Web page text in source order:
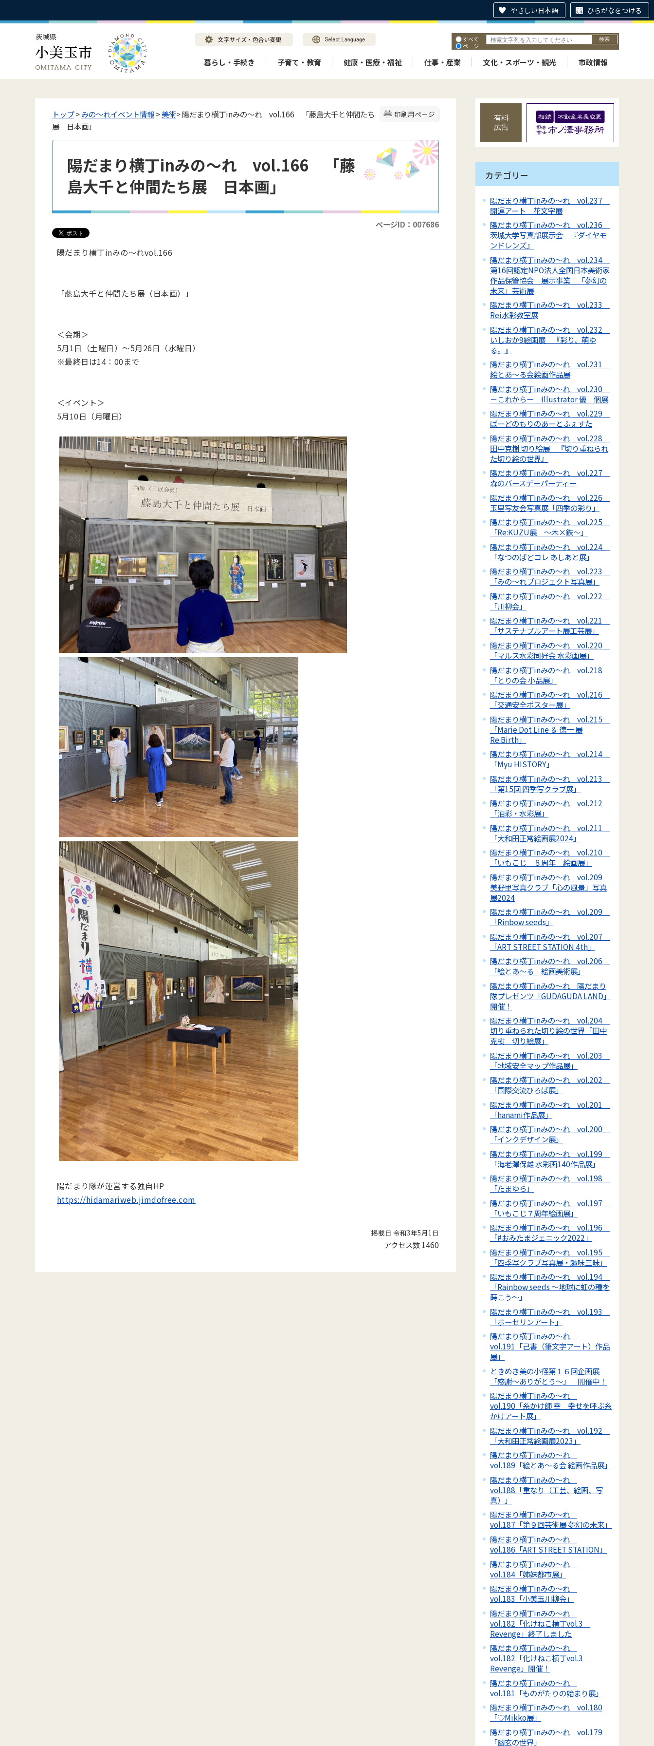
やさしい日本語 ひらがなをつける
すべて
ページ
暮らし・手続き 子育て・教育 健康・医療・福祉 仕事・産業 文化・スポーツ・観光 市政情報
印刷用ページ
トップ>みの〜れイベント情報>美術> 陽だまり横丁inみの～れ vol.166 「藤島大千と仲間たち
展 日本画」
陽だまり横丁inみの～れ vol.166 「藤
島大千と仲間たち展 日本画」
ページID：007686
陽だまり横丁inみの～れvol.166
「藤島大千と仲間たち展（日本画）」
＜会期＞
5月1日（土曜日）～5月26日（水曜日）
※最終日は14：00まで
＜イベント＞
5月10日（月曜日）
陽だまり隊が運営する独自HP
https://hidamariweb.jimdofree.com
掲載日 令和3年5月1日
アクセス数1460
有料
広告
カテゴリー
陽だまり横丁inみの～れ vol.237
開運アート 花文字展
陽だまり横丁inみの～れ vol.236
茨城大学写真部展示会 『ダイヤモ
ンドレンズ』
陽だまり横丁inみの～れ vol.234
第16回認定NPO法人全国日本美術家
作品保管協会 展示事業 「夢幻の
未来」芸術展
陽だまり横丁inみの～れ vol.233
Rei水彩教室展
陽だまり横丁inみの～れ vol.232
いしおか9絵画展 『彩り、萌ゆ
る。』
陽だまり横丁inみの～れ vol.231
絵とあ～る会絵画作品展
陽だまり横丁inみの～れ vol.230
－これからー Illustrator 優 個展
陽だまり横丁inみの～れ vol.229
ばーどのもりのあーとふぇすた
陽だまり横丁inみの～れ vol.228
田中克樹 切り絵展 『切り重ねられ
た切り絵の世界』
陽だまり横丁inみの～れ vol.227
森のバースデーパーティー
陽だまり横丁inみの～れ vol.226
玉里写友会写真展「四季の彩り」
陽だまり横丁inみの～れ vol.225
「Re:KUZU展 ～木×鉄～」
陽だまり横丁inみの～れ vol.224
「なつのばどコレ あしあと展」
陽だまり横丁inみの～れ vol.223
「みの～れプロジェクト写真展」
陽だまり横丁inみの～れ vol.222
「川柳会」
陽だまり横丁inみの～れ vol.221
「サステナブルアート展工芸展」
陽だまり横丁inみの～れ vol.220
「マルス水彩同好会 水彩画展」
陽だまり横丁inみの～れ vol.218
「とりの会 小品展」
陽だまり横丁inみの～れ vol.216
「交通安全ポスター展」
陽だまり横丁inみの～れ vol.215
「Marie Dot Line ＆ 徳一 展
Re:Birth」
陽だまり横丁inみの～れ vol.214
「Myu HISTORY」
陽だまり横丁inみの～れ vol.213
「第15回 四季写クラブ展」
陽だまり横丁inみの～れ vol.212
「油彩・水彩展」
陽だまり横丁inみの～れ vol.211
「大和田正常絵画展2024」
陽だまり横丁inみの～れ vol.210
「いもこじ ８周年 絵画展」
陽だまり横丁inみの～れ vol.209
美野里写真クラブ「心の風景」写真
展2024
陽だまり横丁inみの～れ vol.209
「Rinbow seeds」
陽だまり横丁inみの～れ vol.207
「ART STREET STATION 4th」
陽だまり横丁inみの～れ vol.206
「絵とあ～る 絵画美術展」
陽だまり横丁inみの～れ 陽だまり
隊プレゼンツ「GUDAGUDA LAND」
開催！
陽だまり横丁inみの～れ vol.204
切り重ねられた切り絵の世界「田中
克樹 切り絵展」
陽だまり横丁inみの～れ vol.203
「地域安全マップ作品展」
陽だまり横丁inみの～れ vol.202
「国際交流ひろば展」
陽だまり横丁inみの～れ vol.201
「hanami作品展」
陽だまり横丁inみの～れ vol.200
「インクデザイン展」
陽だまり横丁inみの～れ vol.199
「海老澤保雄 水彩画140作品展」
陽だまり横丁inみの～れ vol.198
「たまゆら」
陽だまり横丁inみの～れ vol.197
「いもこじ７周年絵画展」
陽だまり横丁inみの～れ vol.196
「#おみたまジェニック2022」
陽だまり横丁inみの～れ vol.195
「四季写クラブ写真展・趣味三昧」
陽だまり横丁inみの～れ vol.194
「Rainbow seeds ～地球に虹の種を
蒔こう～」
陽だまり横丁inみの～れ vol.193
「ポーセリンアート」
陽だまり横丁inみの～れ
vol.191「己書（筆文字アート）作品
展」
ときめき美の小径第１６回企画展
「感謝～ありがとう～」 開催中！
陽だまり横丁inみの～れ
vol.190「糸かけ師 幸 幸せを呼ぶ糸
かけアート展」
陽だまり横丁inみの～れ vol.192
「大和田正常絵画展2023」
陽だまり横丁inみの～れ
vol.189「絵とあ～る会 絵画作品展」
陽だまり横丁inみの～れ
vol.188「重なり（工芸、絵画、写
真）」
陽だまり横丁inみの～れ
vol.187「第９回芸術展 夢幻の未来」
陽だまり横丁inみの～れ
vol.186「ART STREET STATION」
陽だまり横丁inみの～れ
vol.184「姉妹都市展」
陽だまり横丁inみの～れ
vol.183「小美玉川柳会」
陽だまり横丁inみの～れ
vol.182「化けねこ横丁vol.3
Revenge」終了しました
陽だまり横丁inみの～れ
vol.182「化けねこ横丁vol.3
Revenge」開催！
陽だまり横丁inみの～れ
vol.181「ものがたりの始まり展」
陽だまり横丁inみの～れ vol.180
「♡Mikko展」
陽だまり横丁inみの～れ vol.179
「幽玄の世界」